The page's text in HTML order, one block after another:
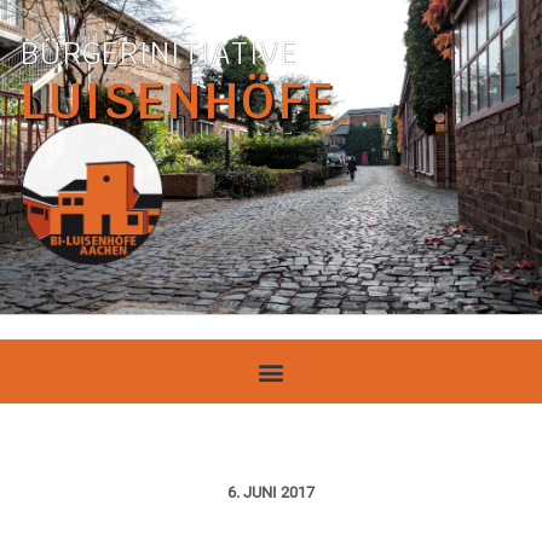
BÜRGERINITIATIVE
LUISENHÖFE
6. JUNI 2017